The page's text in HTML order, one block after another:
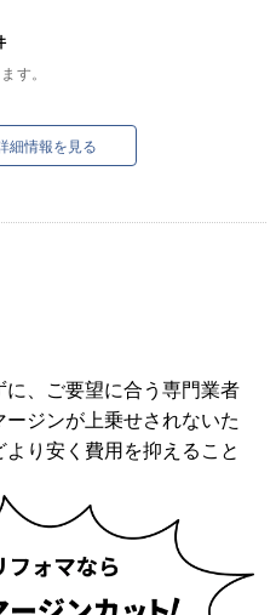
す。
細情報を見る
、ご要望に合う専門業者
ジンが上乗せされないた
り安く費用を抑えること